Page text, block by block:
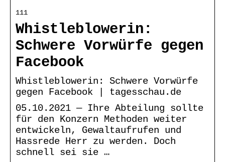
111
Whistleblowerin:
Schwere Vorwürfe gegen
Facebook
Whistleblowerin: Schwere Vorwürfe
gegen Facebook | tagesschau.de
05.10.2021 — Ihre Abteilung sollte
für den Konzern Methoden weiter
entwickeln, Gewaltaufrufen und
Hassrede Herr zu werden. Doch
schnell sei sie …